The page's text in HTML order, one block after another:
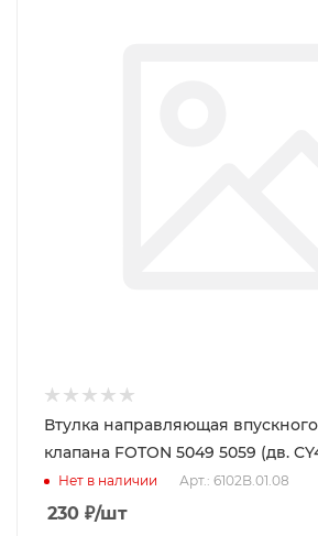
Втулка направляющая
клапана FOTON 5049 5059 (дв.
Нет в наличии Арт.: 6102B.01.08
230 ₽/шт